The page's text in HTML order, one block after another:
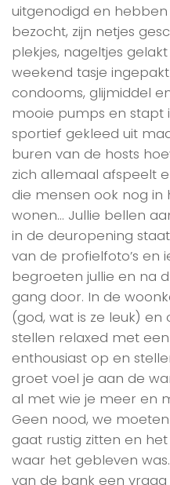
uitgenodigd en
bezocht, zijn netjes
plekjes, nageltjes
weekend tasje
condooms, glijmiddel
mooie pumps en stapt
sportief gekleed uit
buren van de hosts
zich allemaal afspeelt
die mensen ook nog in
wonen… Jullie bellen
in de deuropening
van de profielfoto’s en
begroeten jullie en na
gang door. In de
(god, wat is ze leuk)
stellen relaxed met
enthousiast op en
groet voel je aan de
al met wie je meer en
Geen nood, we
gaat rustig zitten en
waar het gebleven
van de bank een vraag